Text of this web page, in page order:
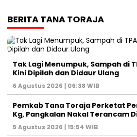
BERITA TANA TORAJA
Tak Lagi Menumpuk, Sampah di
Kini Dipilah dan Didaur Ulang
6 Agustus 2026 | 06:38 WIB
Pemkab Tana Toraja Perketat
Kg, Pangkalan Nakal Terancam
5 Agustus 2026 | 15:54 WIB